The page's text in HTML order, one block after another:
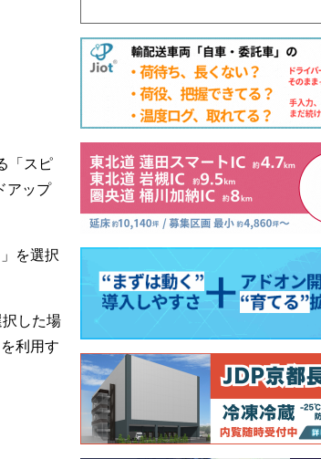
「スピ
アップ
を選択
した場
利用す